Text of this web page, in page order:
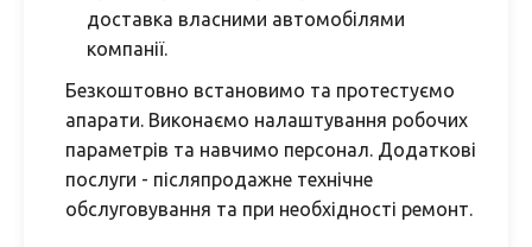
доставка власними автомобілями
компанії.
Безкоштовно встановимо та протестуємо
апарати. Виконаємо налаштування робочих
параметрів та навчимо персонал. Додаткові
послуги - післяпродажне технічне
обслуговування та при необхідності ремонт.